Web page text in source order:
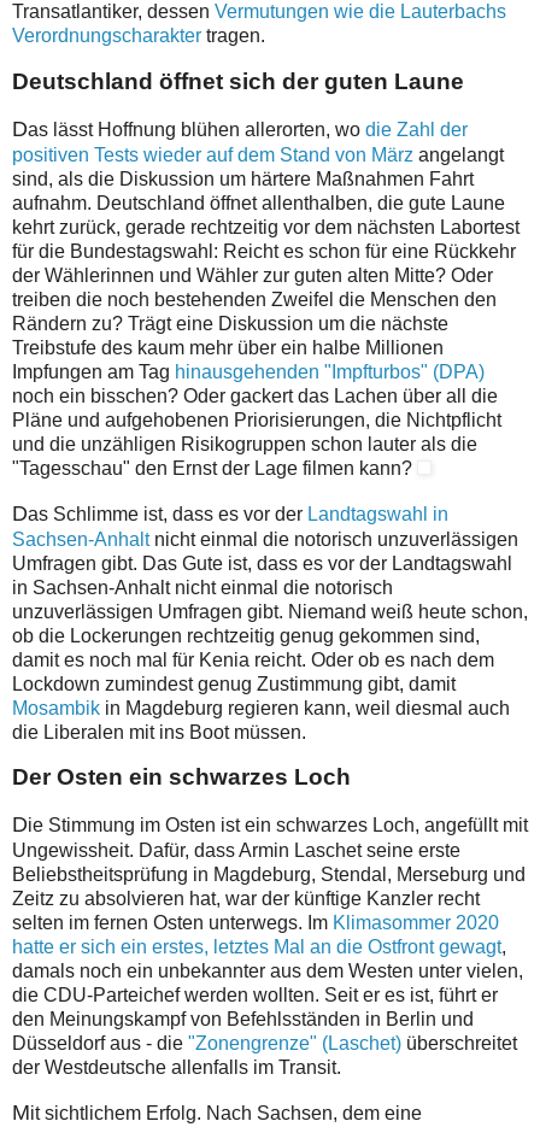
Transatlantiker, dessen Vermutungen wie die Lauterbachs
Verordnungscharakter tragen.
Deutschland öffnet sich der guten Laune
Das lässt Hoffnung blühen allerorten, wo die Zahl der
positiven Tests wieder auf dem Stand von März angelangt
sind, als die Diskussion um härtere Maßnahmen Fahrt
aufnahm. Deutschland öffnet allenthalben, die gute Laune
kehrt zurück, gerade rechtzeitig vor dem nächsten Labortest
für die Bundestagswahl: Reicht es schon für eine Rückkehr
der Wählerinnen und Wähler zur guten alten Mitte? Oder
treiben die noch bestehenden Zweifel die Menschen den
Rändern zu? Trägt eine Diskussion um die nächste
Treibstufe des kaum mehr über ein halbe Millionen
Impfungen am Tag hinausgehenden "Impfturbos" (DPA)
noch ein bisschen? Oder gackert das Lachen über all die
Pläne und aufgehobenen Priorisierungen, die Nichtpflicht
und die unzähligen Risikogruppen schon lauter als die
"Tagesschau" den Ernst der Lage filmen kann?
Das Schlimme ist, dass es vor der Landtagswahl in
Sachsen-Anhaltnicht einmal die notorisch unzuverlässigen
Umfragen gibt. Das Gute ist, dass es vor der Landtagswahl
in Sachsen-Anhalt nicht einmal die notorisch
unzuverlässigen Umfragen gibt. Niemand weiß heute schon,
ob die Lockerungen rechtzeitig genug gekommen sind,
damit es noch mal für Kenia reicht. Oder ob es nach dem
Lockdown zumindest genug Zustimmung gibt, damit
Mosambik in Magdeburg regieren kann, weil diesmal auch
die Liberalen mit ins Boot müssen.
Der Osten ein schwarzes Loch
Die Stimmung im Osten ist ein schwarzes Loch, angefüllt mit
Ungewissheit. Dafür, dass Armin Laschet seine erste
Beliebstheitsprüfung in Magdeburg, Stendal, Merseburg und
Zeitz zu absolvieren hat, war der künftige Kanzler recht
selten im fernen Osten unterwegs. Im Klimasommer 2020
hatte er sich ein erstes, letztes Mal an die Ostfront gewagt,
damals noch ein unbekannter aus dem Westen unter vielen,
die CDU-Parteichef werden wollten. Seit er es ist, führt er
den Meinungskampf von Befehlsständen in Berlin und
Düsseldorf aus - die "Zonengrenze" (Laschet) überschreitet
der Westdeutsche allenfalls im Transit.
Mit sichtlichem Erfolg. Nach Sachsen, dem eine